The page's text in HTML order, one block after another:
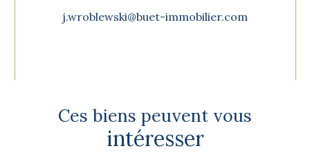
j.wroblewski@buet-immobilier.com
Ces biens peuvent vous
intéresser